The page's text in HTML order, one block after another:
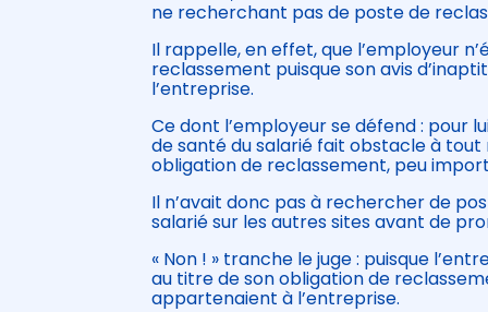
ne recherchant pas de poste de
Il rappelle, en effet, que l’employeur
reclassement puisque son avis
l’entreprise.
Ce dont l’employeur se défend : pour
de santé du salarié fait obstacle à
obligation de reclassement, peu
Il n’avait donc pas à rechercher de
salarié sur les autres sites avant de
« Non ! » tranche le juge : puisque
au titre de son obligation de
appartenaient à l’entreprise.